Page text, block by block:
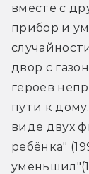
вместе с
прибор и
двор с
героев
пути к
виде двух
ребёнка"